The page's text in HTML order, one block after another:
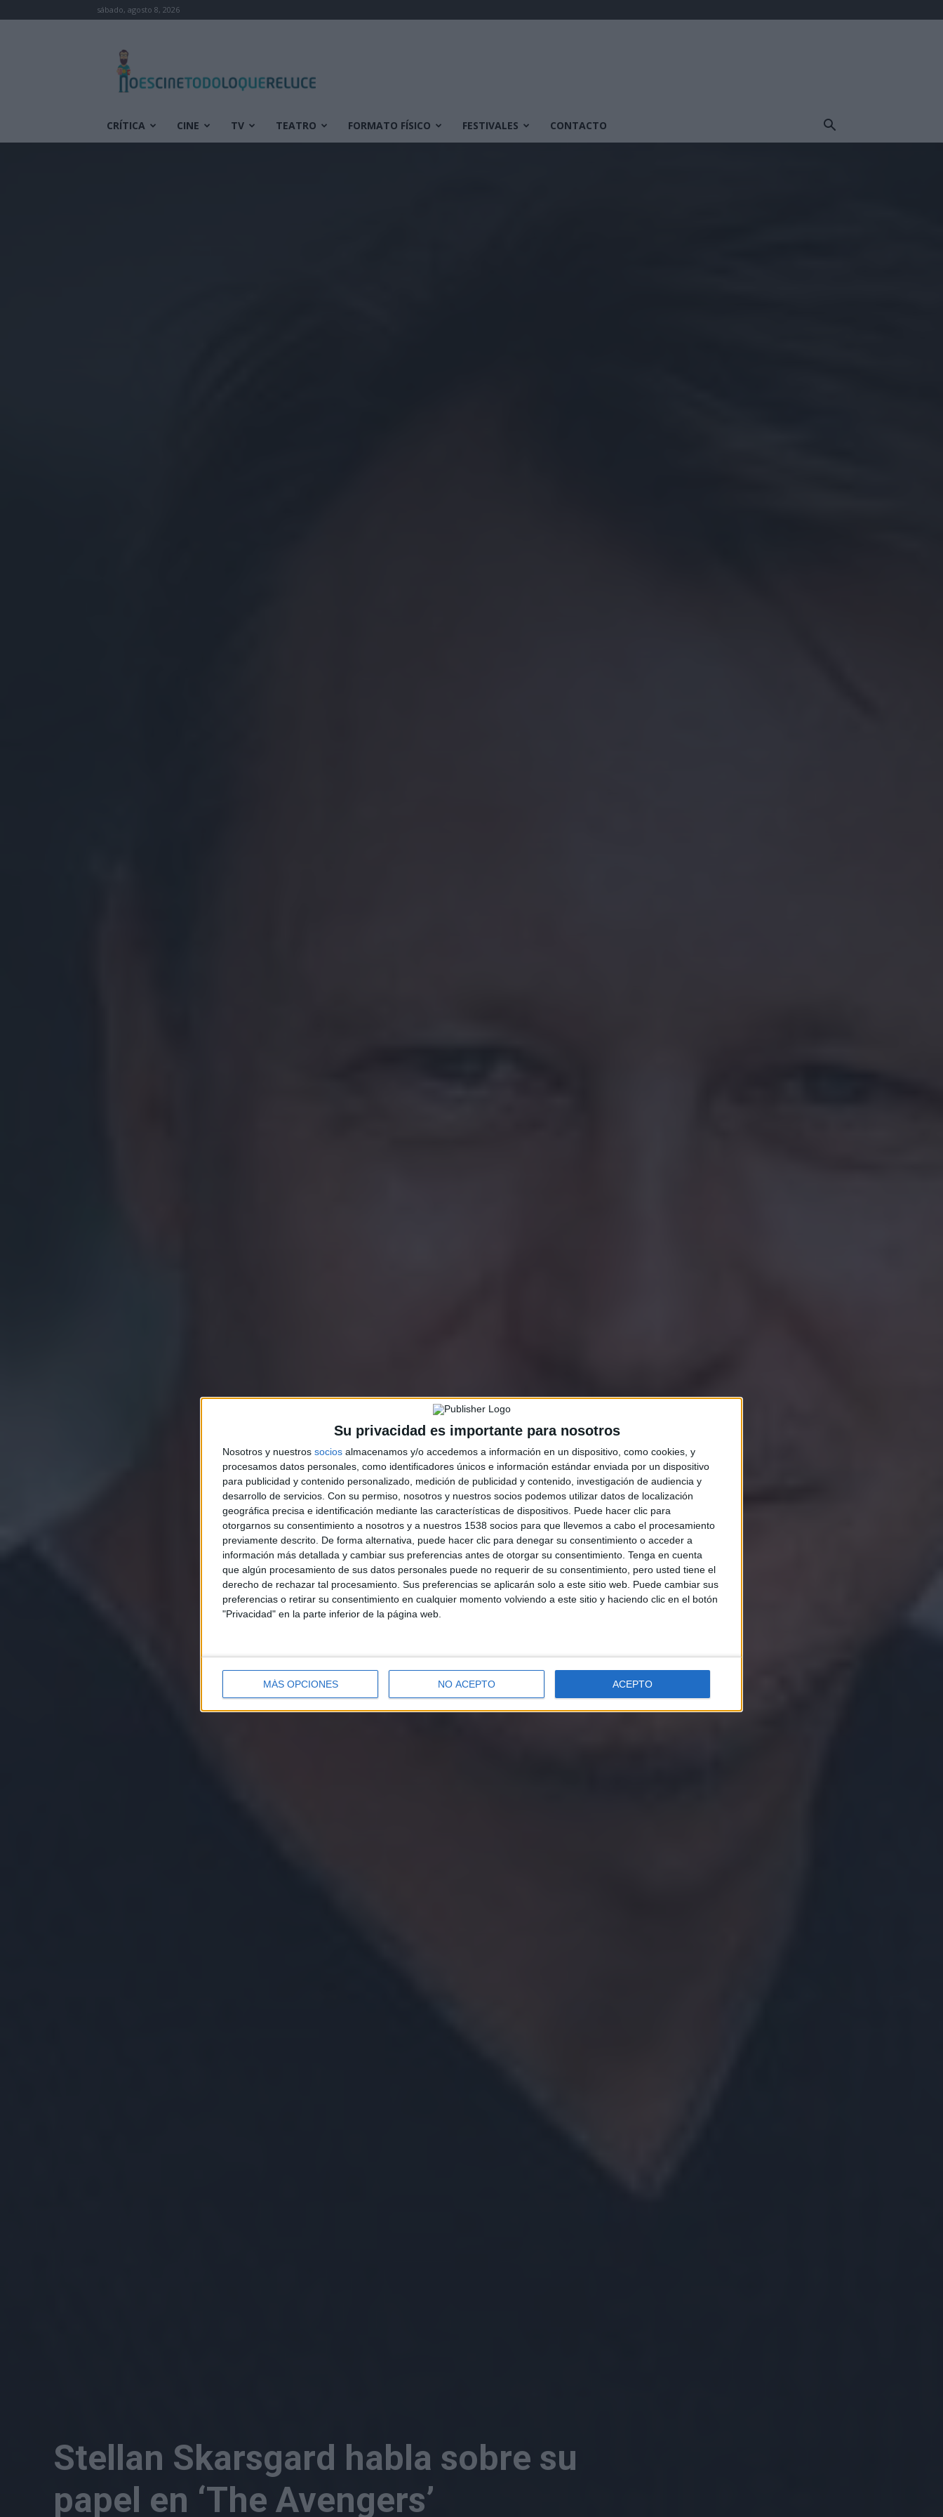
Su privacidad es importante para nosotros
Nosotros y nuestros socios almacenamos y/o accedemos a información en un dispositivo, como cookies, y
procesamos datos personales, como identificadores únicos e información estándar enviada por un dispositivo
para publicidad y contenido personalizado, medición de publicidad y contenido, investigación de audiencia y
desarrollo de servicios. Con su permiso, nosotros y nuestros socios podemos utilizar datos de localización
geográfica precisa e identificación mediante las características de dispositivos. Puede hacer clic para
otorgarnos su consentimiento a nosotros y a nuestros 1538 socios para que llevemos a cabo el procesamiento
previamente descrito. De forma alternativa, puede hacer clic para denegar su consentimiento o acceder a
información más detallada y cambiar sus preferencias antes de otorgar su consentimiento. Tenga en cuenta
que algún procesamiento de sus datos personales puede no requerir de su consentimiento, pero usted tiene el
derecho de rechazar tal procesamiento. Sus preferencias se aplicarán solo a este sitio web. Puede cambiar sus
preferencias o retirar su consentimiento en cualquier momento volviendo a este sitio y haciendo clic en el botón
"Privacidad" en la parte inferior de la página web.
MÁS OPCIONES NO ACEPTO ACEPTO
sábado, agosto 8, 2026
cine
todo
que
CRÍTICA CINE TV TEATRO FORMATO FÍSICO FESTIVALES CONTACTO
Stellan Skarsgard habla sobre su
papel en ‘The Avengers’